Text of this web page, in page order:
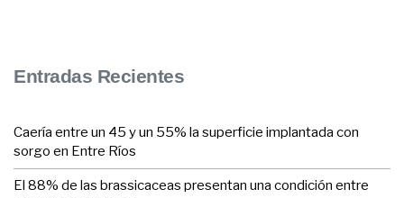
Entradas Recientes
Caería entre un 45 y un 55% la superficie implantada con
sorgo en Entre Ríos
El 88% de las brassicaceas presentan una condición entre